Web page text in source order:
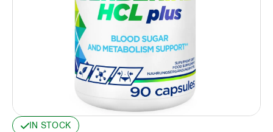
IN STOCK